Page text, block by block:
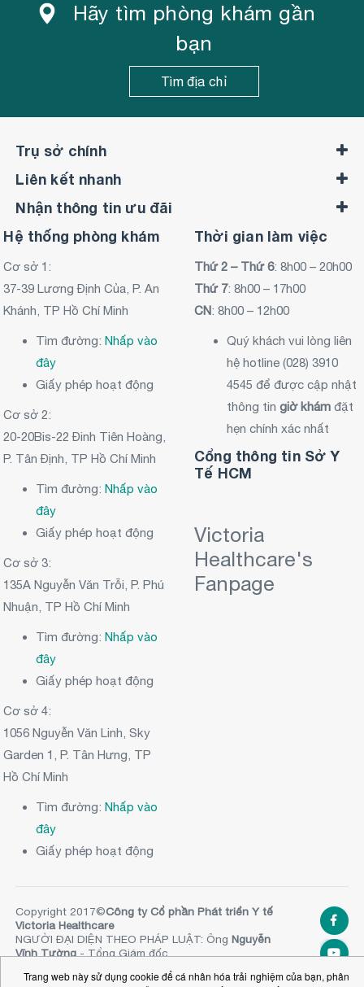
Hãy tìm phòng khám gần
bạn
Tìm địa chỉ
Trụ sở chính
Liên kết nhanh
Nhận thông tin ưu đãi
Hệ thống phòng khám
Cơ sở 1:
37-39 Lương Định Của, P. An
Khánh, TP Hồ Chí Minh
Tìm đường:Nhấp vào
đây
Giấy phép hoạt động
Cơ sở 2:
20-20Bis-22 Đinh Tiên Hoàng,
P. Tân Định, TP Hồ Chí Minh
Tìm đường:Nhấp vào
đây
Giấy phép hoạt động
Cơ sở 3:
135A Nguyễn Văn Trỗi, P. Phú
Nhuận, TP Hồ Chí Minh
Tìm đường:Nhấp vào
đây
Giấy phép hoạt động
Cơ sở 4:
1056 Nguyễn Văn Linh, Sky
Garden 1, P. Tân Hưng, TP
Hồ Chí Minh
Tìm đường:Nhấp vào
đây
Giấy phép hoạt động
Thời gian làm việc
Thứ 2 – Thứ 6: 8h00 – 20h00
Thứ 7: 8h00 – 17h00
CN: 8h00 – 12h00
Quý khách vui lòng liên
hệ hotline (028) 3910
4545 để được cập nhật
thông tin giờ khám đặt
hẹn chính xác nhất
Cổng thông tin Sở Y
Tế HCM
Victoria
Healthcare's
Fanpage
Copyright 2017©Công ty Cổ phần Phát triển Y tế
Victoria Healthcare
NGƯỜI ĐẠI DIỆN THEO PHÁP LUẬT: ÔngNguyễn
Vĩnh Tường - Tổng Giám đốc
cấp ngày 20.11.2014 (Đăng ký thay đổi lần thứ 10,
Trang web này sử dụng cookie để cá nhân hóa trải nghiệm của bạn, phân